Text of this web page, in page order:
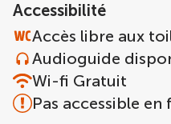
Accessibilité
Accès libre aux
Audioguide
Wi-fi Gratuit
Pas accessible